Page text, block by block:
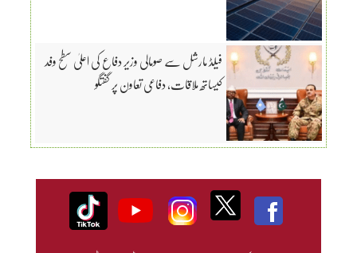
فیلڈ مارشل سے صومالی وزیر دفاع کی اعلیٰ سطح وفد
کیساتھ ملاقات، دفاعی تعاون پر گفتگو